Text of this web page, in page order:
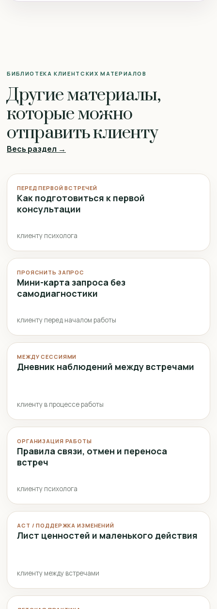
БИБЛИОТЕКА КЛИЕНТСКИХ МАТЕРИАЛОВ
Другие материалы,
которые можно
отправить клиенту
Весь раздел →
ПЕРЕД ПЕРВОЙ ВСТРЕЧЕЙ
Как подготовиться к первой
консультации
клиенту психолога
ПРОЯСНИТЬ ЗАПРОС
Мини-карта запроса без
самодиагностики
клиенту перед началом работы
МЕЖДУ СЕССИЯМИ
Дневник наблюдений между встречами
клиенту в процессе работы
ОРГАНИЗАЦИЯ РАБОТЫ
Правила связи, отмен и переноса
встреч
клиенту психолога
ACT / ПОДДЕРЖКА ИЗМЕНЕНИЙ
Лист ценностей и маленького действия
клиенту между встречами